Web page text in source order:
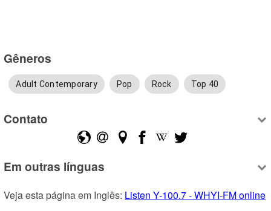
Gêneros
Adult Contemporary Pop Rock Top 40
Contato
Em outras línguas
Veja esta página em Inglês: Listen Y-100.7 - WHYI-FM online